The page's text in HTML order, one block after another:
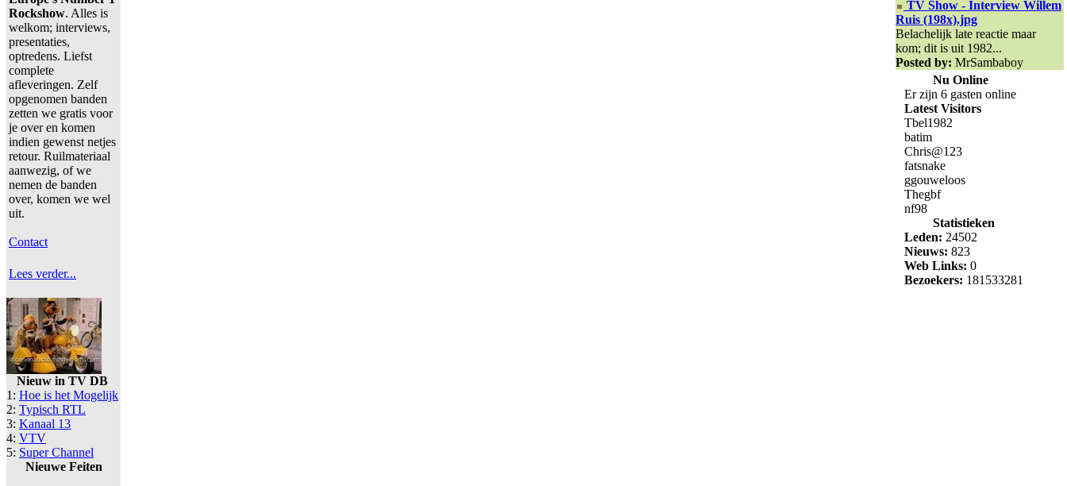
Rockshow. Alles is
welkom; interviews,
presentaties,
optredens. Liefst
complete
afleveringen. Zelf
opgenomen banden
zetten we gratis voor
je over en komen
indien gewenst netjes
retour. Ruilmateriaal
aanwezig, of we
nemen de banden
over, komen we wel
uit.
Contact
Lees verder...
Nieuw in TV DB
1: Hoe is het Mogelijk
2: Typisch RTL
3: Kanaal 13
4: VTV
5: Super Channel
Nieuwe Feiten
TV Show - Interview Willem
Ruis (198x).jpg
Belachelijk late reactie maar
kom; dit is uit 1982...
Posted by: MrSambaboy
Nu Online
Er zijn 6 gasten online
Latest Visitors
Tbel1982
batim
Chris@123
fatsnake
ggouweloos
Thegbf
nf98
Statistieken
Leden: 24502
Nieuws: 823
Web Links: 0
Bezoekers: 181533281